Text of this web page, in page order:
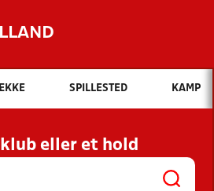
Hvad vil du søge efter?
INDHOLD OG NYHEDER
KLUBBER OG
HOLD
SPILLESTED KAMP
klub eller et hold